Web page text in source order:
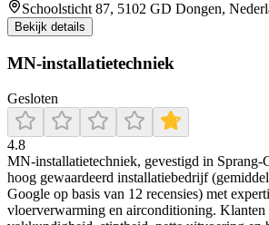
Schoolsticht 87, 5102 GD Dongen,
Bekijk details
MN-installatietechniek
Gesloten
4.8
MN‑installatietechniek, gevestigd in
hoog gewaardeerd installatiebedrijf
Google op basis van 12 recensies) met
vloerverwarming en airconditioning. Klanten